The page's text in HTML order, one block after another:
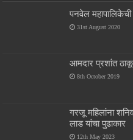
पनवेल
31st August 2020
आमदार प्रशांत
8th October 2019
गरजू महिलांना
लाड यांचा पुढाकार
12th May 2023